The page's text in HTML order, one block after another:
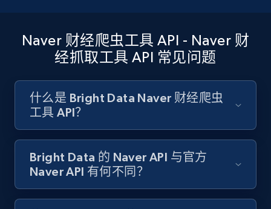
Naver 财经爬虫工具 API - Naver 财
经抓取工具 API 常见问题
什么是 Bright Data Naver 财经爬虫
工具 API？
Bright Data 的 Naver API 与官方
Naver API 有何不同？